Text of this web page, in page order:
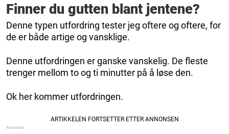
Finner du gutten blant jentene?
Denne typen utfordring tester jeg oftere og oftere, for
de er både artige og vansklige.
Denne utfordringen er ganske vanskelig. De fleste
trenger mellom to og ti minutter på å løse den.
Ok her kommer utfordringen.